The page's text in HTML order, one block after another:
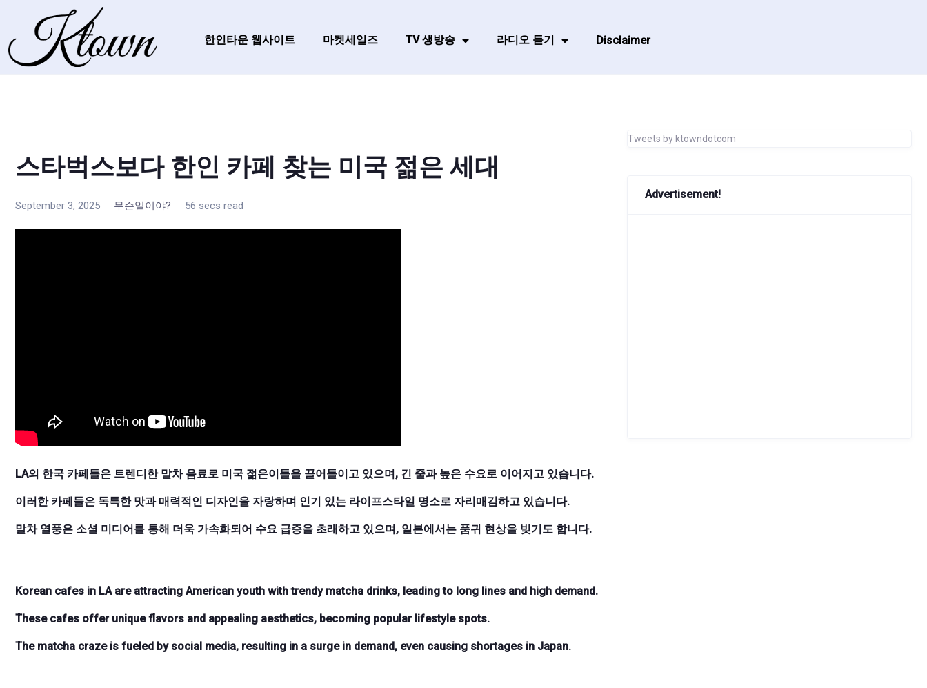
한인타운 웹사이트 마켓세일즈 TV 생방송 라디오 듣기 Disclaimer
스타벅스보다 한인 카페 찾는 미국 젊은 세대
September 3, 2025 무슨일이야? 56 secs read
LA의 한국 카페들은 트렌디한 말차 음료로 미국 젊은이들을 끌어들이고 있으며, 긴 줄과 높은 수요로 이어지고 있습니다.
이러한 카페들은 독특한 맛과 매력적인 디자인을 자랑하며 인기 있는 라이프스타일 명소로 자리매김하고 있습니다.
말차 열풍은 소셜 미디어를 통해 더욱 가속화되어 수요 급증을 초래하고 있으며, 일본에서는 품귀 현상을 빚기도 합니다.
Korean cafes in LA are attracting American youth with trendy matcha drinks, leading to long lines and high demand.
These cafes offer unique flavors and appealing aesthetics, becoming popular lifestyle spots.
The matcha craze is fueled by social media, resulting in a surge in demand, even causing shortages in Japan.
Tweets by ktowndotcom
Advertisement!